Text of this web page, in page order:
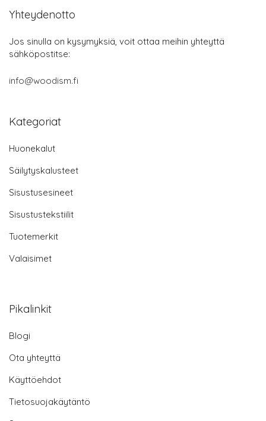
Yhteydenotto
Jos sinulla on kysymyksiä, voit ottaa meihin yhteyttä
sähköpostitse:
info@woodism.fi
Kategoriat
Huonekalut
Säilytyskalusteet
Sisustusesineet
Sisustustekstiilit
Tuotemerkit
Valaisimet
Pikalinkit
Blogi
Ota yhteyttä
Käyttöehdot
Tietosuojakäytäntö